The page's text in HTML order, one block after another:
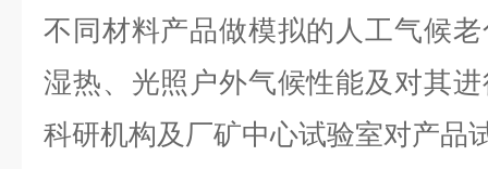
不同材料产品做模拟的人工气候
湿热、光照户外气候性能及对其
科研机构及厂矿中心试验室对产品